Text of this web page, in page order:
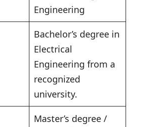
Engineering
Bachelor’s degree in
Electrical
Engineering from a
recognized
university.
Master’s degree /